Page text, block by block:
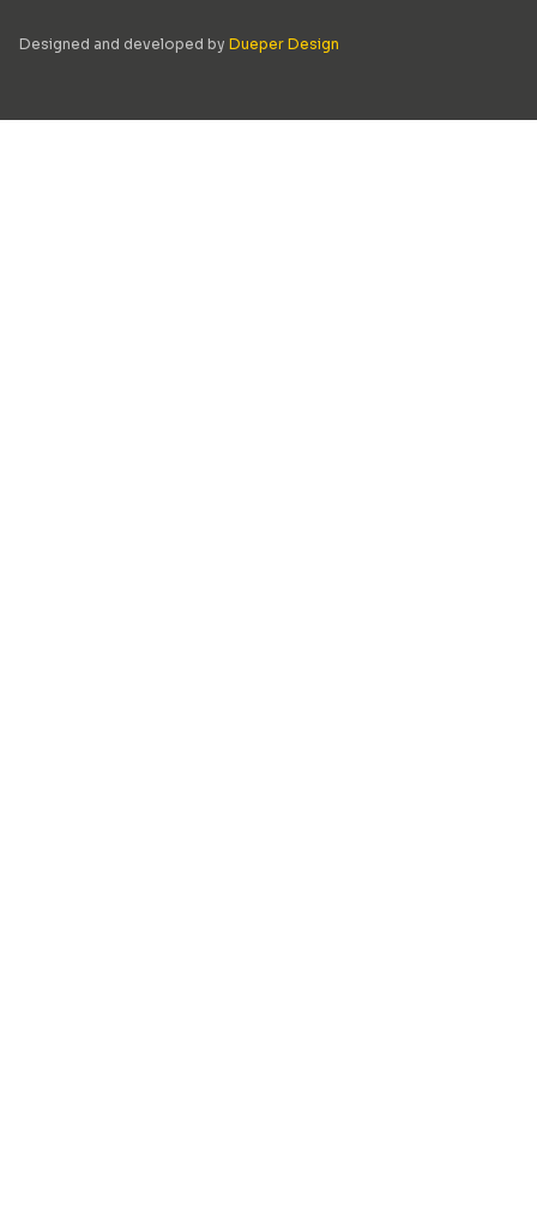
Designed and developed by Dueper Design